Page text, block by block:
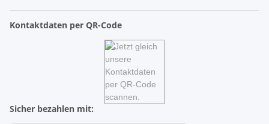
Kontaktdaten per QR-Code
Sicher bezahlen mit: